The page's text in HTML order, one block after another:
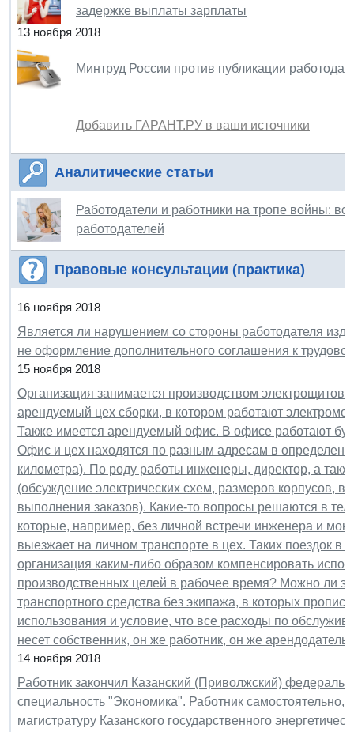
задержке выплаты зарплаты
13 ноября 2018
Минтруд России против публикации
Добавить ГАРАНТ.РУ в ваши источники
Аналитические статьи
Работодатели и работники на тропе войны:
работодателей
Правовые консультации (практика)
16 ноября 2018
Является ли нарушением со стороны работодателя
не оформление дополнительного соглашения к
15 ноября 2018
Организация занимается производством
арендуемый цех сборки, в котором работают
Также имеется арендуемый офис. В офисе работают
Офис и цех находятся по разным адресам в
километра). По роду работы инженеры, директор, а
(обсуждение электрических схем, размеров корпусов,
выполнения заказов). Какие-то вопросы решаются в
которые, например, без личной встречи инженера и
выезжает на личном транспорте в цех. Таких поездок в
организация каким-либо образом компенсировать
производственных целей в рабочее время? Можно ли
транспортного средства без экипажа, в которых
использования и условие, что все расходы по
несет собственник, он же работник, он же арендодатель?
14 ноября 2018
Работник закончил Казанский (Приволжский)
специальность "Экономика". Работник самостоятельно,
магистратуру Казанского государственного